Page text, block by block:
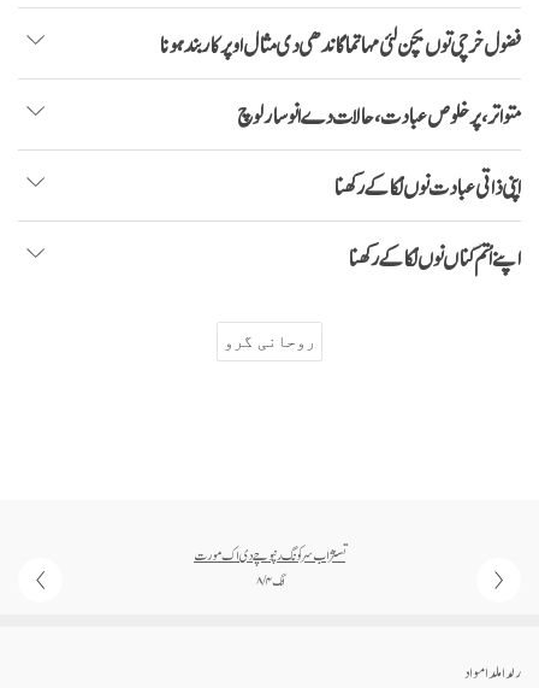
فضول خرچی توں بچن لئی مہاتما گاندھی دی مثال اوپر کار بند ہونا
متواتر، پرخلوص عبادت، حالات دے انوسار لوچ
اپنی ذاتی عبادت نوں لُکا کے رکھنا
اپنے اُتم گناں نوں لُکا کے رکھنا
روحانی گرو
تسنژاب سرکونگ رنپوچے دی اک مورت
انگ ۴ / ۸
رلدا ملدا مواد